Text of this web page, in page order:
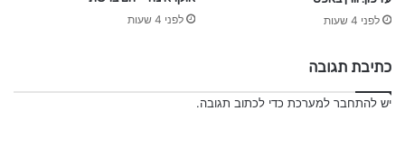
לפני 4 שעות לפני 4 שעות
כתיבת תגובה
יש להתחבר למערכת כדי לכתוב תגובה.